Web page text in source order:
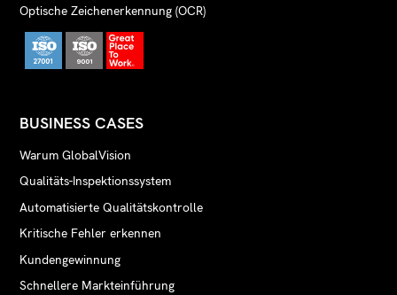
Optische Zeichenerkennung (OCR)
BUSINESS CASES
Warum GlobalVision
Qualitäts-Inspektionssystem
Automatisierte Qualitätskontrolle
Kritische Fehler erkennen
Kundengewinnung
Schnellere Markteinführung